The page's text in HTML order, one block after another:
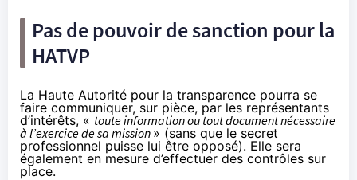
Pas de pouvoir de sanction pour la
HATVP
La Haute Autorité pour la transparence pourra se
faire communiquer, sur pièce, par les représentants
d’intérêts, « toute information ou tout document nécessaire
à l’exercice de sa mission » (sans que le secret
professionnel puisse lui être opposé). Elle sera
également en mesure d’effectuer des contrôles sur
place.